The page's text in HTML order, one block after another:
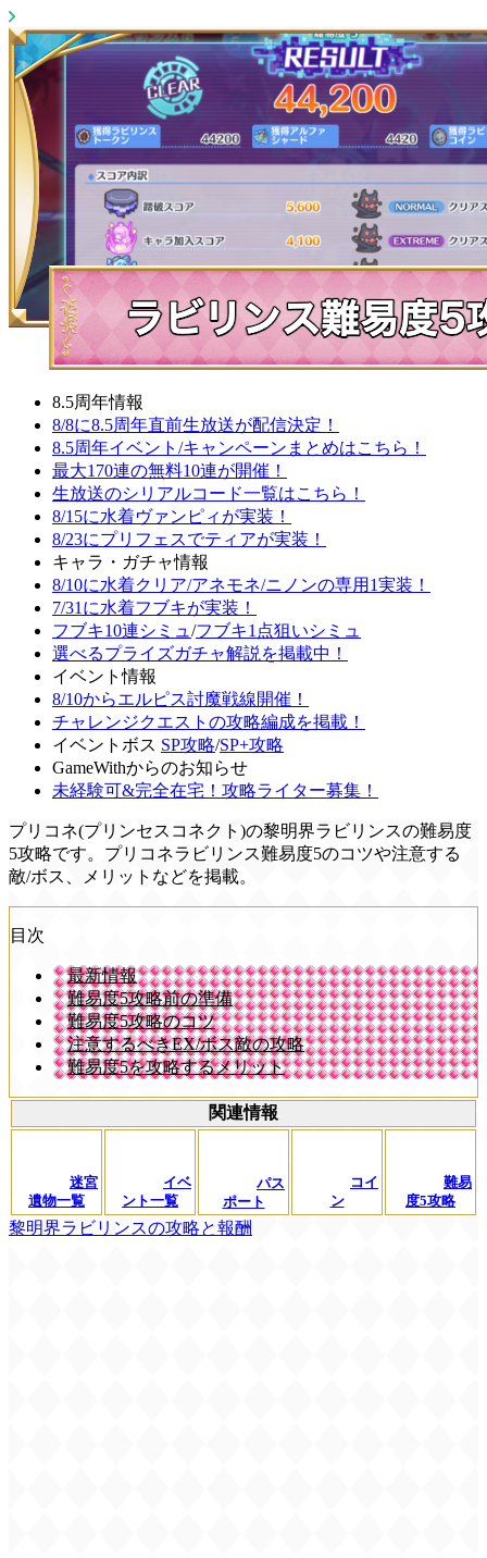
8.5周年情報
8/8に8.5周年直前生放送が配信決定！
8.5周年イベント/キャンペーンまとめはこちら！
最大170連の無料10連が開催！
生放送のシリアルコード一覧はこちら！
8/15に水着ヴァンピィが実装！
8/23にプリフェスでティアが実装！
キャラ・ガチャ情報
8/10に水着クリア/アネモネ/ニノンの専用1実装！
7/31に水着フブキが実装！
フブキ10連シミュ /フブキ1点狙いシミュ
選べるプライズガチャ解説を掲載中！
イベント情報
8/10からエルピス討魔戦線開催！
チャレンジクエストの攻略編成を掲載！
イベントボス SP攻略/SP+攻略
GameWithからのお知らせ
未経験可&完全在宅！攻略ライター募集！
プリコネ(プリンセスコネクト)の黎明界ラビリンスの難易度
5攻略です。プリコネラビリンス難易度5のコツや注意する
敵/ボス、メリットなどを掲載。
目次
最新情報
難易度5攻略前の準備
難易度5攻略のコツ
注意するべきEX/ボス敵の攻略
難易度5を攻略するメリット
関連情報
迷宮
遺物一覧
イベ
ント一覧
パス
ポート
コイ
ン
難易
度5攻略
黎明界ラビリンスの攻略と報酬